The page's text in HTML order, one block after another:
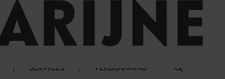
LOG IN
SERVICES VERBOUWING